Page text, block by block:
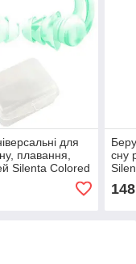
для
плавання,
Silenta Colored
сну
148